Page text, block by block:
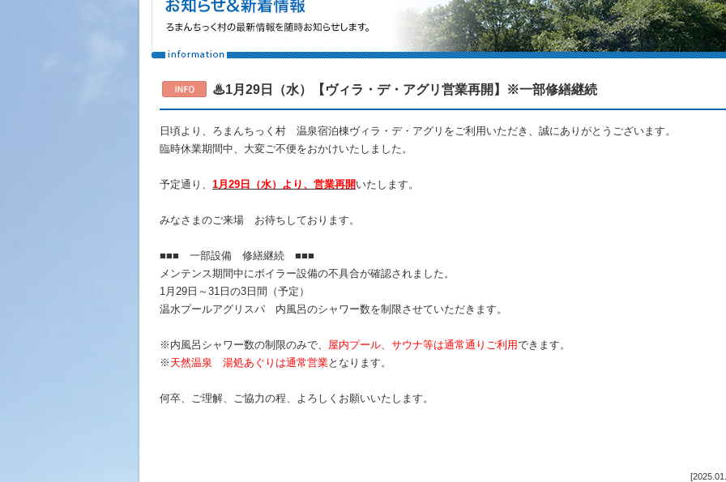
♨1月29日（水）【ヴィラ・デ・アグリ営業再開】※一部修繕継続
日頃より、ろまんちっく村 温泉宿泊棟ヴィラ・デ・アグリをご利用いただき、誠にありがとうございます。
臨時休業期間中、大変ご不便をおかけいたしました。
予定通り、 1月29日（水）より、営業再開 いたします。
みなさまのご来場 お待ちしております。
■■■ 一部設備 修繕継続 ■■■
メンテンス期間中にボイラー設備の不具合が確認されました。
1月29日～31日の3日間（予定）
温水プールアグリスパ 内風呂のシャワー数を制限させていただきます。
※内風呂シャワー数の制限のみで、 屋内プール、サウナ等は通常通りご利用できます。
※ 天然温泉 湯処あぐりは通常営業となります。
何卒、ご理解、ご協力の程、よろしくお願いいたします。